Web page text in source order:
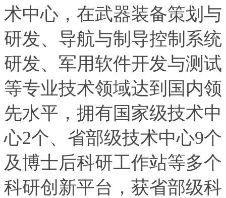
术中心，在武器装备策划与
研发、导航与制导控制系统
研发、军用软件开发与测试
等专业技术领域达到国内领
先水平，拥有国家级技术中
心2个、省部级技术中心9个
及博士后科研工作站等多个
科研创新平台，获省部级科